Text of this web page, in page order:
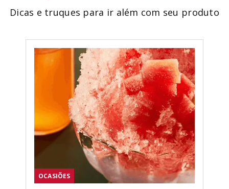
Dicas e truques para ir além com seu produto
OCASIÕES